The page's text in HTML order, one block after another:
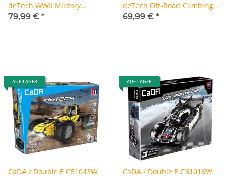
deTech WWII Military
Motorcycle
79,99 € *
deTech Off-Road Climbing
Car
69,99 € *
AUF LAGER
CaDA / Double E C51043W
AUF LAGER
CaDA / Double E C61016W